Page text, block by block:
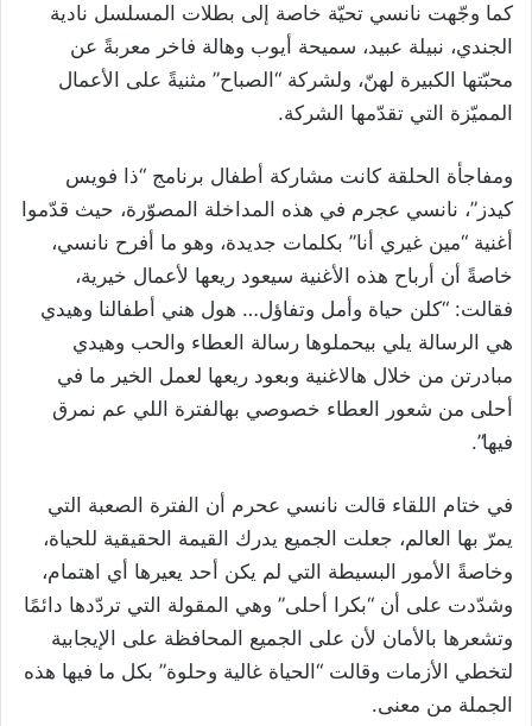
كما وجّهت نانسي تحيّة خاصة إلى بطلات المسلسل نادية
الجندي، نبيلة عبيد، سميحة أيوب وهالة فاخر معربةً عن
محبّتها الكبيرة لهنّ، ولشركة “الصباح” مثنيةً على الأعمال
المميّزة التي تقدّمها الشركة.
ومفاجأة الحلقة كانت مشاركة أطفال برنامج “ذا فويس
كيدز”، نانسي عجرم في هذه المداخلة المصوّرة، حيث قدّموا
أغنية “مين غيري أنا” بكلمات جديدة، وهو ما أفرح نانسي،
خاصةً أن أرباح هذه الأغنية سيعود ريعها لأعمال خيرية،
فقالت: “كلن حياة وأمل وتفاؤل… هول هني أطفالنا وهيدي
هي الرسالة يلي بيحملوها رسالة العطاء والحب وهيدي
مبادرتن من خلال هالاغنية وبعود ريعها لعمل الخير ما في
أحلى من شعور العطاء خصوصي بهالفترة اللي عم نمرق
فيها”.
في ختام اللقاء قالت نانسي عحرم أن الفترة الصعبة التي
يمرّ بها العالم، جعلت الجميع يدرك القيمة الحقيقية للحياة،
وخاصةً الأمور البسيطة التي لم يكن أحد يعيرها أي اهتمام،
وشدّدت على أن “بكرا أحلى” وهي المقولة التي تردّدها دائمًا
وتشعرها بالأمان لأن على الجميع المحافظة على الإيجابية
لتخطي الأزمات وقالت “الحياة غالية وحلوة” بكل ما فيها هذه
الجملة من معنى.